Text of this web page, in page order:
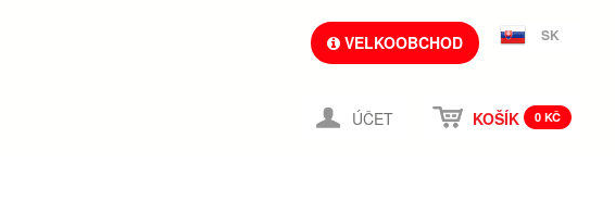
VELKOOBCHOD SK
ÚČET KOŠÍK 0 KČ